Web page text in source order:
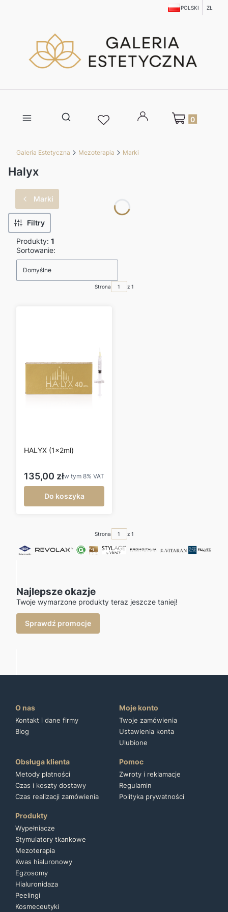
POLSKI ZŁ
Otwórz wyszukiwarkę
Produkty w
Galeria Estetyczna Mezoterapia Marki
Halyx
Marki
Filtry
Produkty: 1
Lista produktów
Sortowanie:
Domyślne
Strona z 1
HALYX (1x2ml)
Cena brutto
135,00 złw tym 8% VAT
Do koszyka
Strona z 1
Najlepsze okazje
Twoje wymarzone produkty teraz jeszcze taniej!
Sprawdź promocje
O nas
Kontakt i dane firmy
Blog
Moje konto
Twoje zamówienia
Ustawienia konta
Ulubione
Obsługa klienta
Metody płatności
Czas i koszty dostawy
Czas realizacji zamówienia
Pomoc
Zwroty i reklamacje
Regulamin
Polityka prywatności
Produkty
Wypełniacze
Stymulatory tkankowe
Mezoterapia
Kwas hialuronowy
Egzosomy
Hialuronidaza
Peelingi
Kosmeceutyki